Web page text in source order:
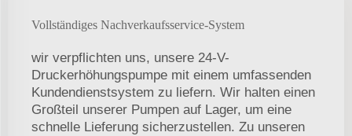
Vollständiges Nachverkaufsservice-System
wir verpflichten uns, unsere 24-V-
Druckerhöhungspumpe mit einem umfassenden
Kundendienstsystem zu liefern. Wir halten einen
Großteil unserer Pumpen auf Lager, um eine
schnelle Lieferung sicherzustellen. Zu unseren